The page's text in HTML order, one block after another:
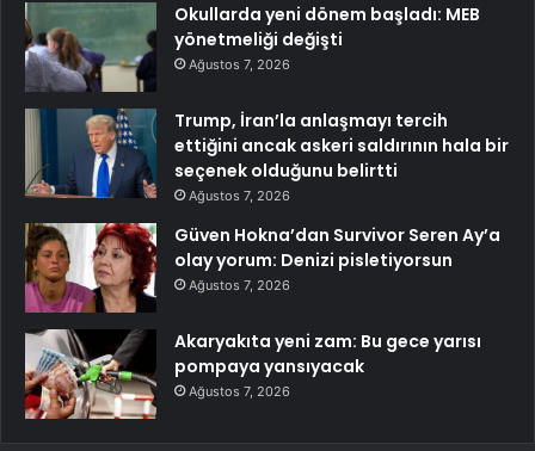
Okullarda yeni dönem başladı: MEB
yönetmeliği değişti
Ağustos 7, 2026
Trump, İran’la anlaşmayı tercih
ettiğini ancak askeri saldırının hala bir
seçenek olduğunu belirtti
Ağustos 7, 2026
Güven Hokna’dan Survivor Seren Ay’a
olay yorum: Denizi pisletiyorsun
Ağustos 7, 2026
Akaryakıta yeni zam: Bu gece yarısı
pompaya yansıyacak
Ağustos 7, 2026